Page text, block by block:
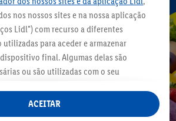
topping ao
almoço
nos nossos sites e na nossa aplicação
Lidl") com recurso a diferentes
para aceder e armazenar
final. Algumas delas são
ou são utilizadas com o seu
personalizada dentro e fora
membro do programa Lidl Plus, os
ACEITAR